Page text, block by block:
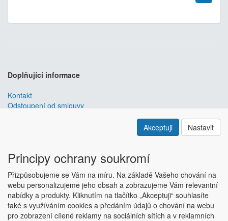
Doplňující informace
Kontakt
Odstoupení od smlouvy
je nejlepším řešením e-commerce pro informační
ESHOP dodáváme předpřipravený s uživatelsky příjemnou
responzivní šablonou, která se dá upravit a optimalizovat na míru.
Hlavní výhody? Přehlednost, intuitivní ovládání, administrace a
data ve Vaší ABŘE. Chci zjistit více
Copyright © ABRA Software a.s. 2018
Akceptuji Nastavit
Principy ochrany soukromí
Přizpůsobujeme se Vám na míru. Na základě Vašeho chování na
webu personalizujeme jeho obsah a zobrazujeme Vám relevantní
nabídky a produkty. Kliknutím na tlačítko „Akceptuji“ souhlasíte
také s využíváním cookies a předáním údajů o chování na webu
pro zobrazení cílené reklamy na sociálních sítích a v reklamních